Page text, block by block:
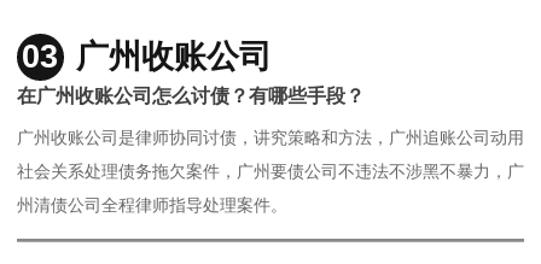
03 广州收账公司
在广州收账公司怎么讨债？有哪些手段？
广州收账公司是律师协同讨债，讲究策略和方法，广州追账公司动用
社会关系处理债务拖欠案件，广州要债公司不违法不涉黑不暴力，广
州清债公司全程律师指导处理案件。